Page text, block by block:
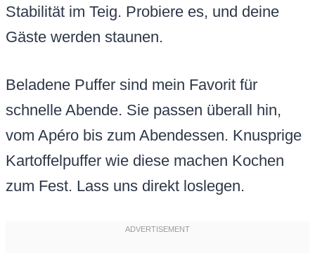
Stabilität im Teig. Probiere es, und deine
Gäste werden staunen.
Beladene Puffer sind mein Favorit für
schnelle Abende. Sie passen überall hin,
vom Apéro bis zum Abendessen. Knusprige
Kartoffelpuffer wie diese machen Kochen
zum Fest. Lass uns direkt loslegen.